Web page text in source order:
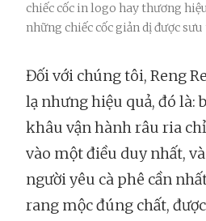
chiếc cốc in logo hay thương
những chiếc cốc giản dị được
Đối với chúng tôi, Reng
lạ nhưng hiệu quả, đó là:
khâu vận hành râu ria
vào một điều duy nhất,
người yêu cà phê cần
rang mộc đúng chất,